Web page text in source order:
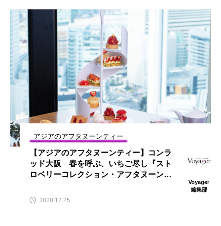
アジアのアフタヌーンティー
【アジアのアフタヌーンティー】コンラ
ッド大阪 春を呼ぶ、いちご尽し『スト
ロベリーコレクション・アフタヌーンテ
Voyager
編集部
2020.12.25